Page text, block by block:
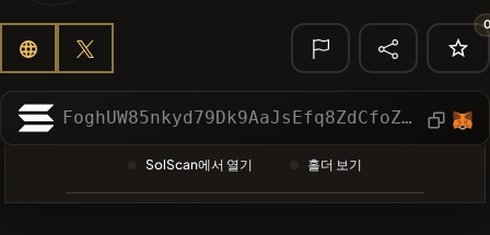
FYRA#267
🔎 최근 검색
❌최근 코인
FoghUW85nkyd79Dk9AaJsEfq8ZdCfoZSkVJBkgZCSpGv
SolScan에서 열기 홀더 보기